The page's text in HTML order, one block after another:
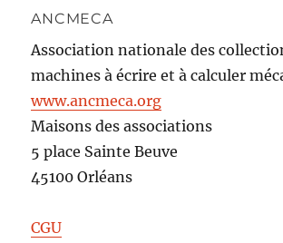
ANCMECA
Association nationale des
machines à écrire et à calculer
www.ancmeca.org
Maisons des associations
5 place Sainte Beuve
45100 Orléans
CGU